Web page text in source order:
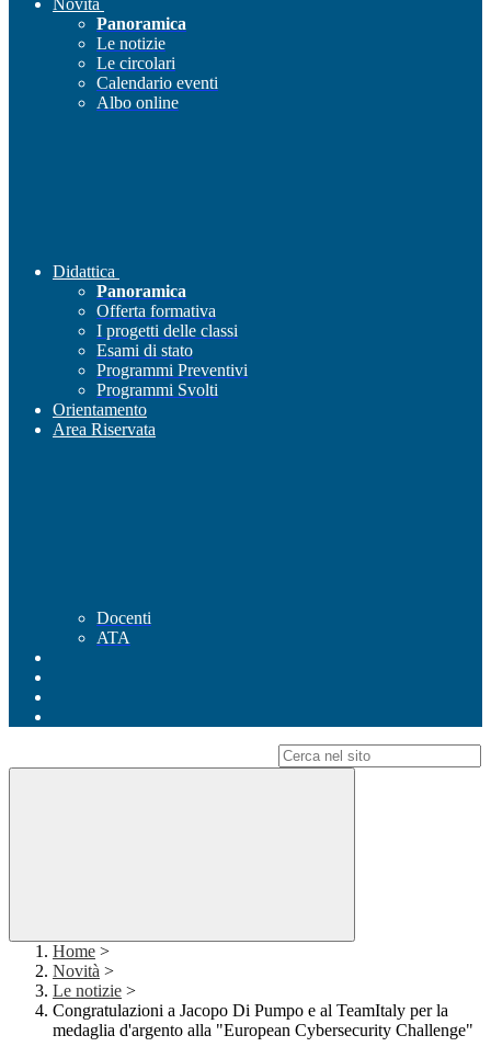
Novità
Panoramica
Le notizie
Le circolari
Calendario eventi
Albo online
Didattica
Panoramica
Offerta formativa
I progetti delle classi
Esami di stato
Programmi Preventivi
Programmi Svolti
Orientamento
Area Riservata
Docenti
ATA
Home >
Novità >
Le notizie >
Congratulazioni a Jacopo Di Pumpo e al TeamItaly per la
medaglia d'argento alla "European Cybersecurity Challenge"